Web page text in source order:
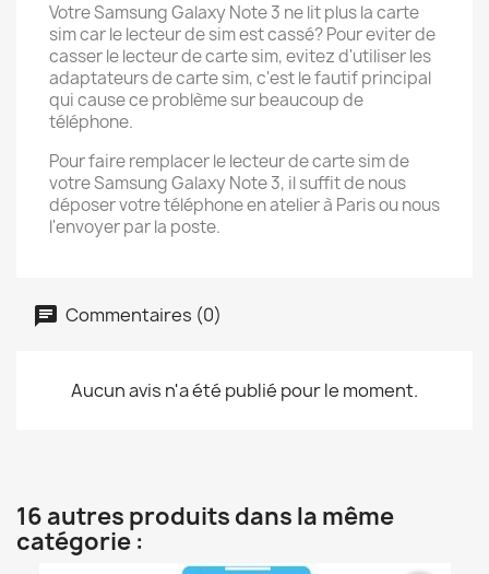
Votre Samsung Galaxy Note 3 ne lit plus la carte
sim car le lecteur de sim est cassé? Pour eviter de
casser le lecteur de carte sim, evitez d'utiliser les
adaptateurs de carte sim, c'est le fautif principal
qui cause ce problème sur beaucoup de
téléphone.
Pour faire remplacer le lecteur de carte sim de
votre Samsung Galaxy Note 3, il suffit de nous
déposer votre téléphone en atelier à Paris ou nous
l'envoyer par la poste.
Commentaires (0)
Aucun avis n'a été publié pour le moment.
16 autres produits dans la même
catégorie :